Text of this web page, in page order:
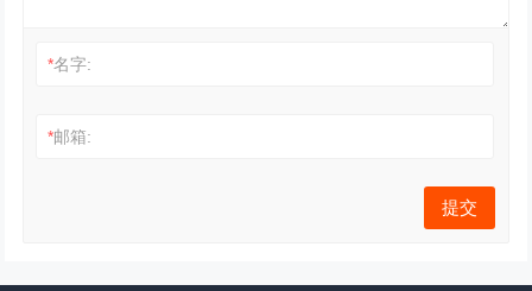
*名字:
*邮箱: